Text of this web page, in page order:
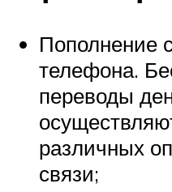
Пополнение
телефона.
переводы
различных
связи;